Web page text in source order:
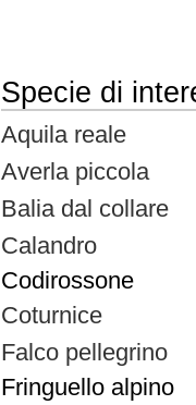
Specie di
Aquila reale
Averla piccola
Balia dal collare
Calandro
Codirossone
Coturnice
Falco pellegrino
Fringuello alpino